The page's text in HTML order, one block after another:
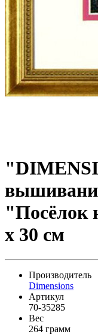
"Посёлок
x 30 см
Производитель
Dimensions
Артикул
70-35285
Вес
264 грамм